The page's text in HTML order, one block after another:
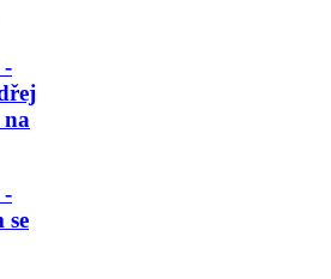
-
na
-
se